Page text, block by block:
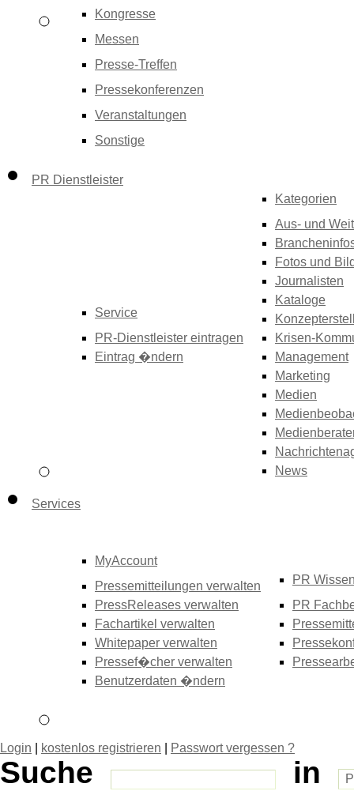
Kongresse
Messen
Presse-Treffen
Pressekonferenzen
Veranstaltungen
Sonstige
PR Dienstleister
Service
PR-Dienstleister eintragen
Eintrag �ndern
Kategorien
Aus- und
Fotos und
Journalisten
Kataloge
Krisen-
Management
Marketing
Medien
News
Services
MyAccount
Pressemitteilungen verwalten
PressReleases verwalten
Fachartikel verwalten
Whitepaper verwalten
Pressef�cher verwalten
Benutzerdaten �ndern
PR
PR
Login kostenlos registrieren Passwort vergessen ?
Suche
in